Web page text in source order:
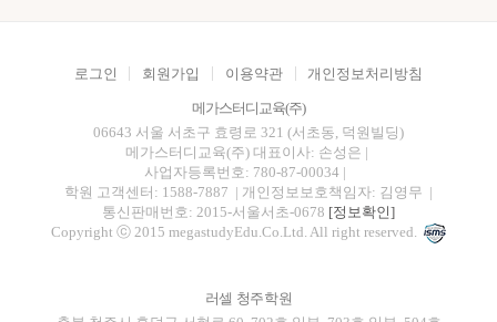
로그인 회원가입 이용약관 개인정보처리방침
메가스터디교육(주)
06643 서울 서초구 효령로 321 (서초동, 덕원빌딩)
메가스터디교육(주) 대표이사: 손성은 |
사업자등록번호: 780-87-00034 |
학원 고객센터: 1588-7887 | 개인정보보호책임자: 김영무 |
통신판매번호: 2015-서울서초-0678 [정보확인]
Copyright ⓒ 2015 megastudyEdu.Co.Ltd. All right reserved.
러셀 청주학원